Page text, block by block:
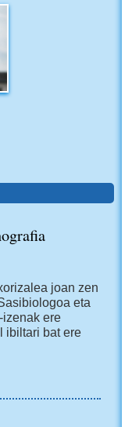
joan zen
eta
ere
ibiltari bat ere